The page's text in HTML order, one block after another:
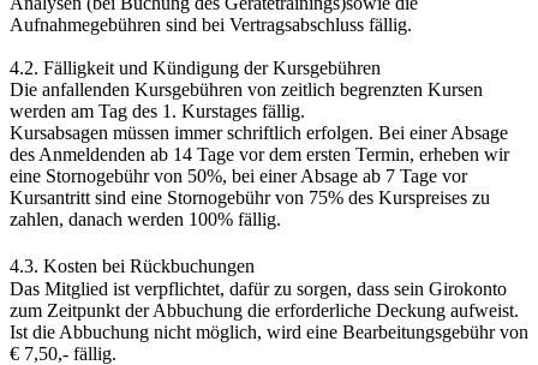
Aufnahmegebühren sind bei Vertragsabschluss fällig.
4.2. Fälligkeit und Kündigung der Kursgebühren
Die anfallenden Kursgebühren von zeitlich begrenzten Kursen
werden am Tag des 1. Kurstages fällig.
Kursabsagen müssen immer schriftlich erfolgen. Bei einer Absage
des Anmeldenden ab 14 Tage vor dem ersten Termin, erheben wir
eine Stornogebühr von 50%, bei einer Absage ab 7 Tage vor
Kursantritt sind eine Stornogebühr von 75% des Kurspreises zu
zahlen, danach werden 100% fällig.
4.3. Kosten bei Rückbuchungen
Das Mitglied ist verpflichtet, dafür zu sorgen, dass sein Girokonto
zum Zeitpunkt der Abbuchung die erforderliche Deckung aufweist.
Ist die Abbuchung nicht möglich, wird eine Bearbeitungsgebühr von
€ 7,50,- fällig.